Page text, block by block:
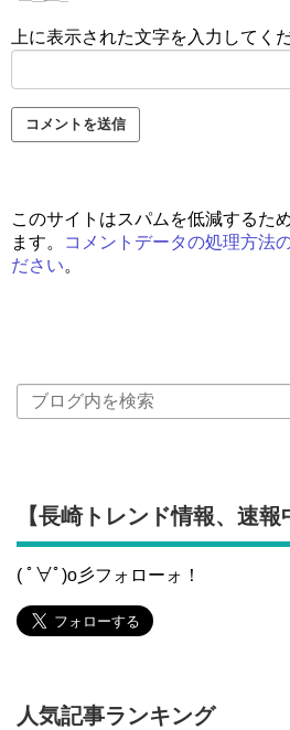
上に表示された文字を入力してく
このサイトはスパムを低減するた
ます。
コメントデータの処理方法
ださい。
【長崎トレンド情報、速報
( ﾟ∀ﾟ)o彡フォローォ！
人気記事ランキング